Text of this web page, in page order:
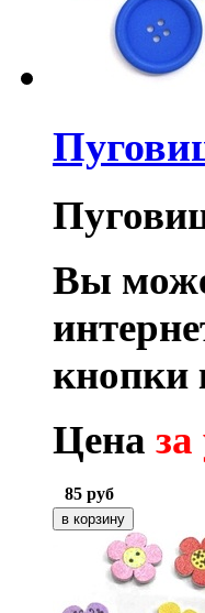
Вы
кнопки
Цена
85 руб